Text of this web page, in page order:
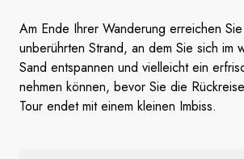
Am Ende Ihrer Wanderung erreichen
unberührten Strand, an dem Sie sich im
Sand entspannen und vielleicht ein
nehmen können, bevor Sie die
Tour endet mit einem kleinen Imbiss.